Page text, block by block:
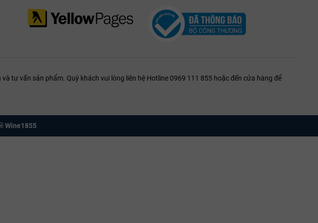
tư vấn sản phẩm. Quý khách vui lòng liên hệ Hotline 0969 111 855 hoặc đến cửa hàng để
Wine1855